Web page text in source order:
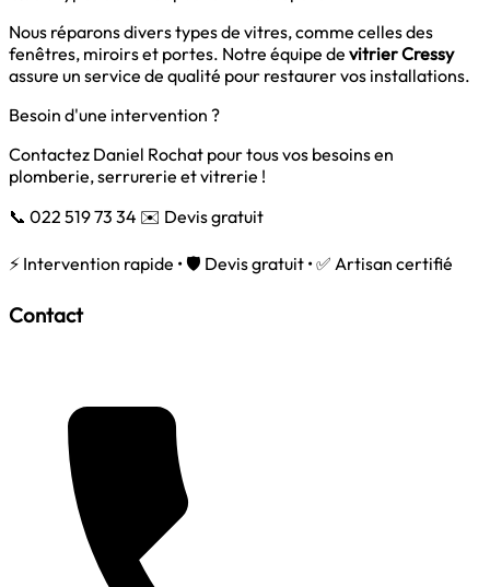
Nous réparons divers types de vitres, comme celles des
fenêtres, miroirs et portes. Notre équipe de vitrier Cressy
assure un service de qualité pour restaurer vos installations.
Besoin d'une intervention ?
Contactez Daniel Rochat pour tous vos besoins en
plomberie, serrurerie et vitrerie !
📞 022 519 73 34 ✉️ Devis gratuit
⚡ Intervention rapide • 🛡️ Devis gratuit • ✅ Artisan certifié
Contact